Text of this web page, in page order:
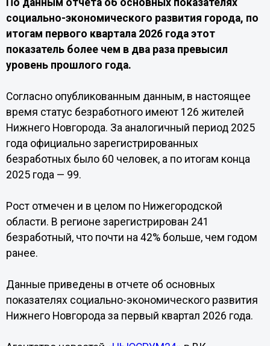
По данным отчета об основных показателях
социально-экономического развития города, по
итогам первого квартала 2026 года этот
показатель более чем в два раза превысил
уровень прошлого года.
Согласно опубликованным данным, в настоящее
время статус безработного имеют 126 жителей
Нижнего Новгорода. За аналогичный период 2025
года официально зарегистрированных
безработных было 60 человек, а по итогам конца
2025 года — 99.
Рост отмечен и в целом по Нижегородской
области. В регионе зарегистрирован 241
безработный, что почти на 42% больше, чем годом
ранее.
Данные приведены в отчете об основных
показателях социально-экономического развития
Нижнего Новгорода за первый квартал 2026 года.